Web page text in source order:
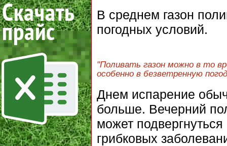
В среднем газон
погодных условий.
"Поливать газон можно в то
особенно в безветренную
Днем испарение
больше. Вечерний
может
грибковых